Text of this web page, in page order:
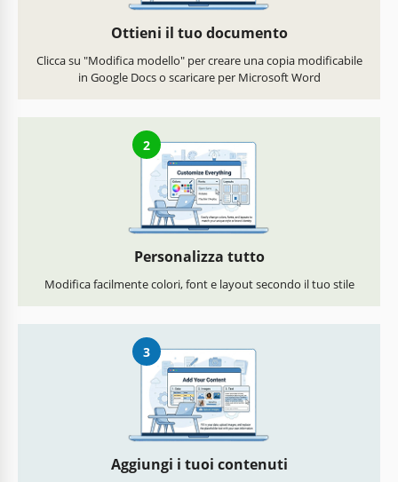
Ottieni il tuo documento
Clicca su "Modifica modello" per creare una copia modificabile
in Google Docs o scaricare per Microsoft Word
2
Personalizza tutto
Modifica facilmente colori, font e layout secondo il tuo stile
3
Aggiungi i tuoi contenuti